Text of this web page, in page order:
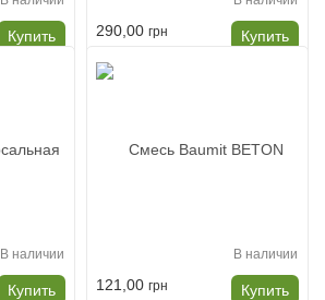
Купить 290,00 грн Купить
Кнауф Старт HP Гипсовая
В наличии
Купить
В наличии
121,00 грн Купить